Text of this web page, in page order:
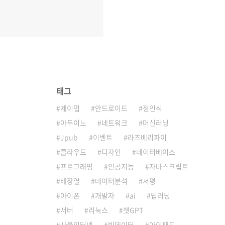
태그
제이펍 안드로이드
정인식
아두이노
네트워크
머신러닝
Jpub
이벤트
라즈베리파이
클라우드
디자인
데이터베이스
프로그래밍
인공지능
자바스크립트
배장열
데이터분석
서평
아이폰
개발자 ai
딥러닝
서버
리눅스
챗GPT